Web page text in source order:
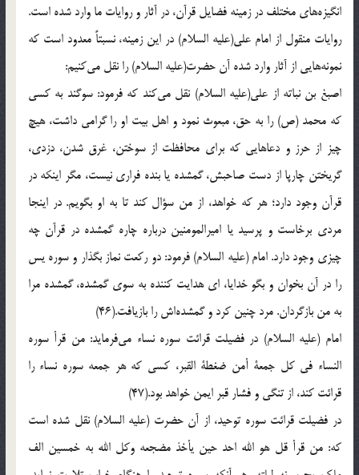
انگيزه‌هاي‌ مختلف‌ در زمينه‌ فضايل‌ قرآن‌، در آثار و روايات‌ ما وارد شده‌ است‌.
روايات‌ منقول‌ از امام‌ علي‌(علیه السلام) در اين‌ زمينه‌، نسبتاً معدود است‌ كه‌
نمونه‌هايي‌ از آثار وارد شده‌ آن‌ حضرت‌(علیه السلام) را نقل‌ مي‌كنيم‌:
اصبغ‌ بن‌ نباته‌ از علي‌(علیه السلام) نقل‌ مي‌كند كه‌ فرمود: سوگند به‌ كسي‌
كه‌ محمد (ص‌) را به‌ حق‌، مبعوث‌ نمود و اهل‌ بيت‌ او را گرامي‌ داشت‌، هيچ‌
چيز از حرز و دعاهايي‌ كه‌ براي‌ محافظت‌ از سوختن‌، غرق‌ شدن‌، دزدي‌،
گريختن‌ چارپا از دست‌ صاحبش‌، گمشده‌ يا بنده‌ فراري‌ نيست‌، مگر اينكه‌ در
قرآن‌ وجود دارد؛ هر كه‌ خواهد، از من‌ سؤال‌ كند تا به‌ او بگويم‌. در اينجا
مردي‌ برخاست‌ و پرسيد يا اميرالمومنين‌ درباره‌ چاره‌ گمشده‌ در قرآن‌ چه‌
چيزي‌ وجود دارد. امام‌ (علیه السلام) فرمود: دو ركعت‌ نماز بگذار و سوره‌ يس‌
را در آن‌ بخوان‌ و بگو خدايا، اي‌ هدايت‌ كننده‌ به‌ سوي‌ گمشده‌، گمشده‌ مرا
به‌ من‌ بازگردان‌. مرد چنين‌ كرد و گمشده‌اش‌ را بازيافت‌.(46)
امام‌ (علیه السلام) در فضيلت‌ قرائت‌ سوره‌ نساء مي‌فرمايد: من‌ قرأ سوره‌
النساء في‌ كل‌ جمعة‌ أمن‌ ضغطة‌ القبر، كسي‌ كه‌ هر جمعه‌ سوره‌ نساء را
قرائت‌ كند، از تنگي‌ و فشار قبر ايمن‌ خواهد بود.(47)
در فضيلت‌ قرائت‌ سوره‌ توحيد، از آن‌ حضرت‌ (علیه السلام) نقل‌ شده‌ است‌
كه‌: من‌ قرأ قل‌ هو الله‌ احد حين‌ يأخذ مضجعه‌ وكل‌ الله‌ به‌ خمسين‌ الف‌